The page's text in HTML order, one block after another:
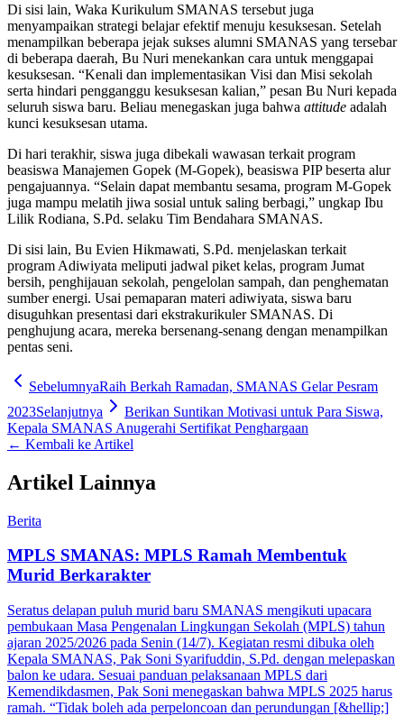
Di sisi lain, Waka Kurikulum SMANAS tersebut juga
menyampaikan strategi belajar efektif menuju kesuksesan. Setelah
menampilkan beberapa jejak sukses alumni SMANAS yang tersebar
di beberapa daerah, Bu Nuri menekankan cara untuk menggapai
kesuksesan. “Kenali dan implementasikan Visi dan Misi sekolah
serta hindari pengganggu kesuksesan kalian,” pesan Bu Nuri kepada
seluruh siswa baru. Beliau menegaskan juga bahwa attitude adalah
kunci kesuksesan utama.
Di hari terakhir, siswa juga dibekali wawasan terkait program
beasiswa Manajemen Gopek (M-Gopek), beasiswa PIP beserta alur
pengajuannya. “Selain dapat membantu sesama, program M-Gopek
juga mampu melatih jiwa sosial untuk saling berbagi,” ungkap Ibu
Lilik Rodiana, S.Pd. selaku Tim Bendahara SMANAS.
Di sisi lain, Bu Evien Hikmawati, S.Pd. menjelaskan terkait
program Adiwiyata meliputi jadwal piket kelas, program Jumat
bersih, penghijauan sekolah, pengelolan sampah, dan penghematan
sumber energi. Usai pemaparan materi adiwiyata, siswa baru
disuguhkan presentasi dari ekstrakurikuler SMANAS. Di
penghujung acara, mereka bersenang-senang dengan menampilkan
pentas seni.
SebelumnyaRaih Berkah Ramadan, SMANAS Gelar Pesram
2023Selanjutnya
Berikan Suntikan Motivasi untuk Para Siswa,
Kepala SMANAS Anugerahi Sertifikat Penghargaan
← Kembali ke Artikel
Artikel Lainnya
Berita
MPLS SMANAS: MPLS Ramah Membentuk
Murid Berkarakter
Seratus delapan puluh murid baru SMANAS mengikuti upacara
pembukaan Masa Pengenalan Lingkungan Sekolah (MPLS) tahun
ajaran 2025/2026 pada Senin (14/7). Kegiatan resmi dibuka oleh
Kepala SMANAS, Pak Soni Syarifuddin, S.Pd. dengan melepaskan
balon ke udara. Sesuai panduan pelaksanaan MPLS dari
Kemendikdasmen, Pak Soni menegaskan bahwa MPLS 2025 harus
ramah. “Tidak boleh ada perpeloncoan dan perundungan [&hellip;]